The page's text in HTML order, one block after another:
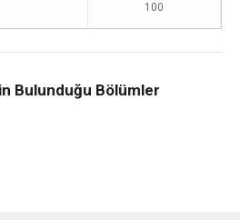
100
Bulunduğu Bölümler